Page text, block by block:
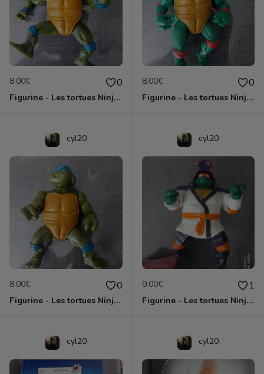
8.00€ 0
Figurine - Les tortues Ninja - Leonardo
8.00€ 0
Figurine - Les tortues Ninja - Michaelangelo
cyl20
8.00€ 0
Figurine - Les tortues Ninja - Leonardo
cyl20
9.00€ 1
Figurine - Les tortues Ninja - Michelangelo
cyl20 cyl20